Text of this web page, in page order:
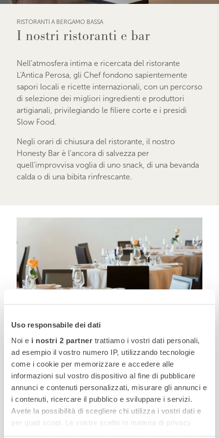
Uso responsabile dei dati
Noi e i nostri 2 partner trattiamo i vostri dati personali,
ad esempio il vostro numero IP, utilizzando tecnologie
come i cookie per memorizzare e accedere alle
informazioni sul vostro dispositivo al fine di pubblicare
annunci e contenuti personalizzati, misurare gli annunci e
i contenuti, ricercare il pubblico e sviluppare i servizi.
Avete la possibilità di scegliere chi utilizza i vostri dati e
per quali scopi. Le vostre scelte in materia di privacy
sono applicabili solo su questa proprietà digitale in cui
RISTORANTI A BERGAMO BASSA
I nostri ristoranti e bar
Nell'atmosfera intima e ricercata del ristorante
L'Antica Perosa, gli Chef fondono sapientemente
sapori locali e ricette internazionali, con un percorso
di selezione dei migliori ingredienti e produttori
artigianali, privilegiando le filiere corte e i presidi
Slow Food.
Negli orari di chiusura del ristorante, il nostro
Honesty Bar è l'ancora di salvezza per
quell'improvvisa voglia di uno snack, di una bevanda
calda o di una bibita rinfrescante.
Ristorante l'Antica Perosa
La cucina del Cristallo Palace offre un ricco menu
attento alla qualità degli ingredienti che combina
ricette classiche della tradizione e piatti
reinterpretate con tecniche di cottura